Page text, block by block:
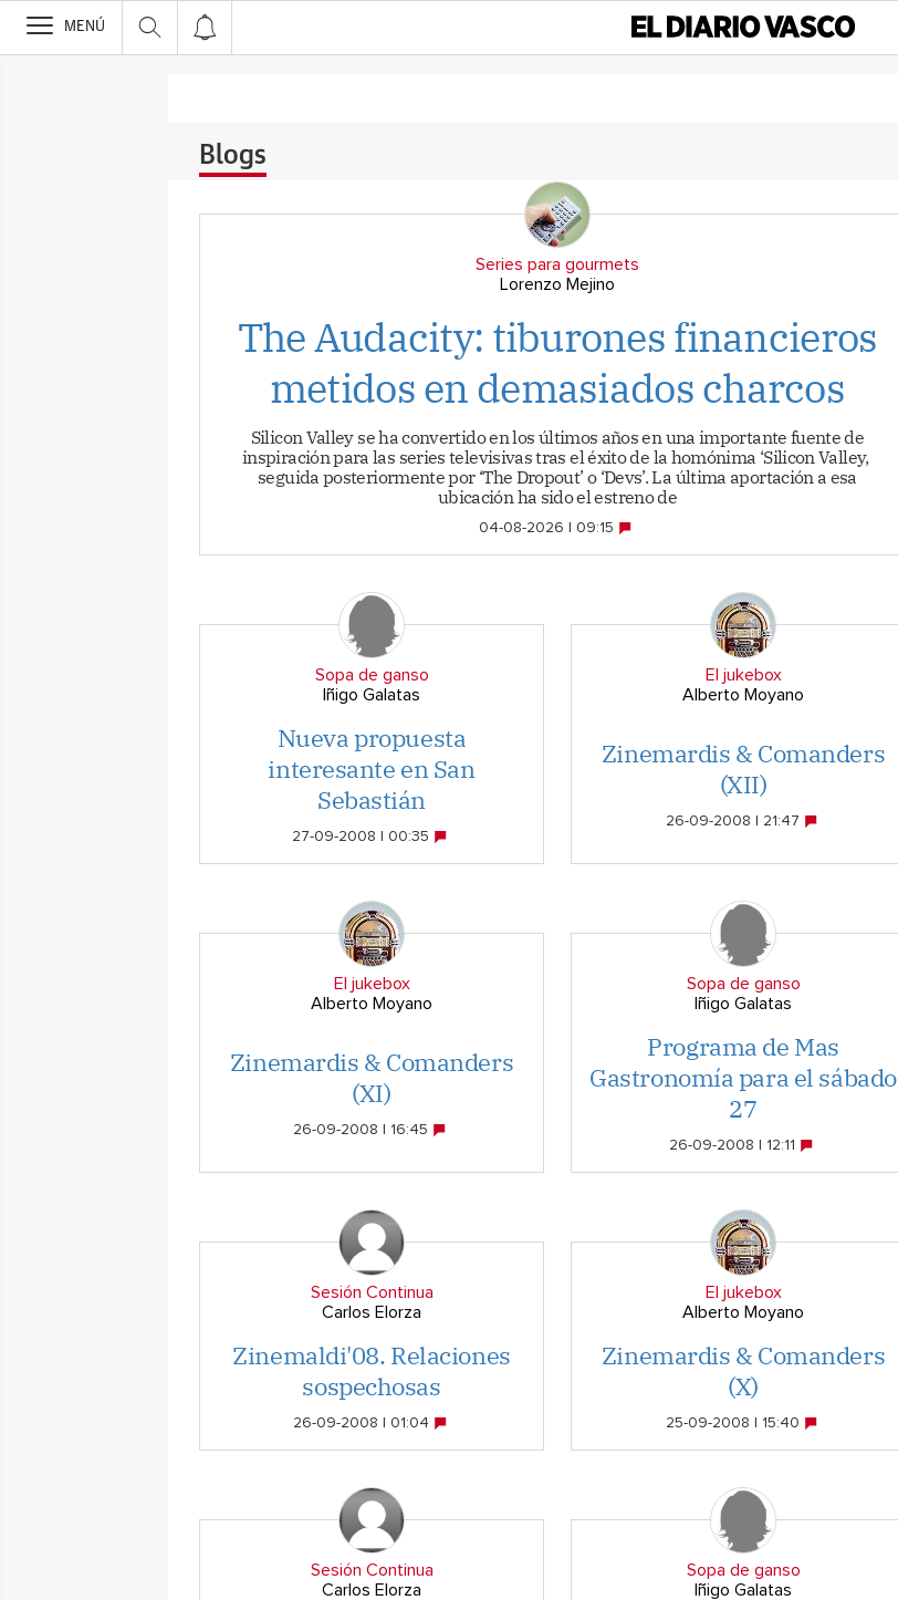
>
MENÚ
Blogs
Series para gourmets
Lorenzo Mejino
The Audacity: tiburones financieros
metidos en demasiados charcos
Silicon Valley se ha convertido en los últimos años en una importante fuente de
inspiración para las series televisivas tras el éxito de la homónima ‘Silicon Valley,
seguida posteriormente por ‘The Dropout’ o ‘Devs’. La última aportación a esa
ubicación ha sido el estreno de
04-08-2026 | 09:15
Sopa de ganso
Iñigo Galatas
Nueva propuesta
interesante en San
Sebastián
27-09-2008 | 00:35
El jukebox
Alberto Moyano
Zinemardis & Comanders
(XII)
26-09-2008 | 21:47
El jukebox
Alberto Moyano
Zinemardis & Comanders
(XI)
26-09-2008 | 16:45
Sopa de ganso
Iñigo Galatas
Programa de Mas
Gastronomía para el sábado
27
26-09-2008 | 12:11
Sesión Continua
Carlos Elorza
Zinemaldi'08. Relaciones
sospechosas
26-09-2008 | 01:04
El jukebox
Alberto Moyano
Zinemardis & Comanders
(X)
25-09-2008 | 15:40
Sesión Continua
Carlos Elorza
Sopa de ganso
Iñigo Galatas